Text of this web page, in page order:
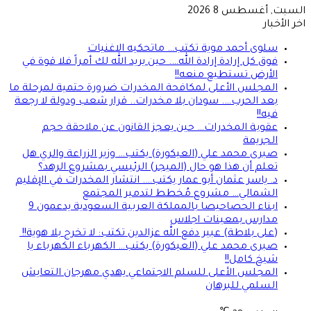
السبت, أغسطس 8 2026
اخر الأخبار
سلوى أحمد موية تكتب… ماتحكيه الاغنيات
فوق كل إرادة إرادة الله…. حين يريد الله لك أمراً فلا قوة في
الأرض تستطيع منعه!!
المجلس الأعلى لمكافحة المخدرات ضرورة حتمية لمرحلة ما
بعد الحرب…. سودان بلا مخدرات.. قرار شعب ودولة لا رجعة
فيه!!
عقوبة المخدرات… حين يعجز القانون عن ملاحقة حجم
الجريمة
صبرى محمد علي (العيكورة) يكتب… وزير الزراعة والري هل
تعلم أن هذا هو حال (الميجر) الرئيسي بمشروع الرهد؟
د. ياسر عثمان أبو عمار يكتب…. انتشار المخدرات في الإقليم
الشمالي… مشروع مُخطط لتدمير المجتمع
ابناء الحصاحيصا بالمملكة العربية السعودية يدعمون 9
مدارس بمعينات اجلاس
(على بلاطة) عبير دفع الله عزالدين تكتب: لا تخرج بلا هوية!!
صبرى محمد علي (العيكورة) يكتب… الكهرباء الكهرباء يا
شيخ كامل!!
المجلس الأعلى للسلم الاجتماعي يهدي مهرجان التعايش
السلمي للبرهان